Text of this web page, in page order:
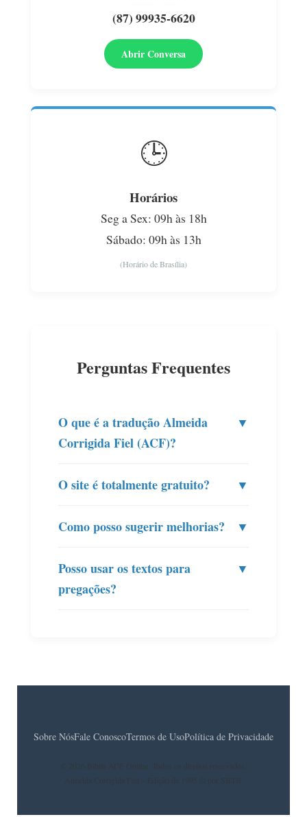
(87) 99935-6620
Abrir Conversa
🕒
Horários
Seg a Sex: 09h às 18h
Sábado: 09h às 13h
(Horário de Brasília)
Perguntas Frequentes
O que é a tradução Almeida
Corrigida Fiel (ACF)?
▼
O site é totalmente gratuito? ▼
Como posso sugerir melhorias? ▼
Posso usar os textos para
pregações?
▼
Sobre NósFale ConoscoTermos de UsoPolítica de Privacidade
© 2026 Bíblia ACF Online. Todos os direitos reservados.
Almeida Corrigida Fiel – Edição de 1995 © por SBTB.